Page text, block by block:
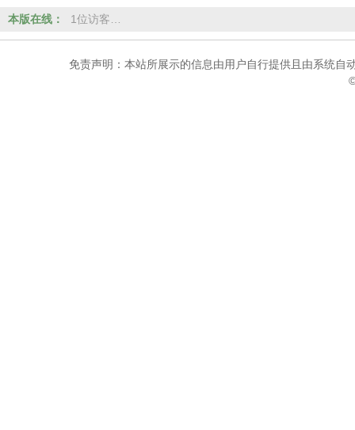
本版在线： 1位访客…
免责声明：本站所展示的信息由用户自行提供且由系统